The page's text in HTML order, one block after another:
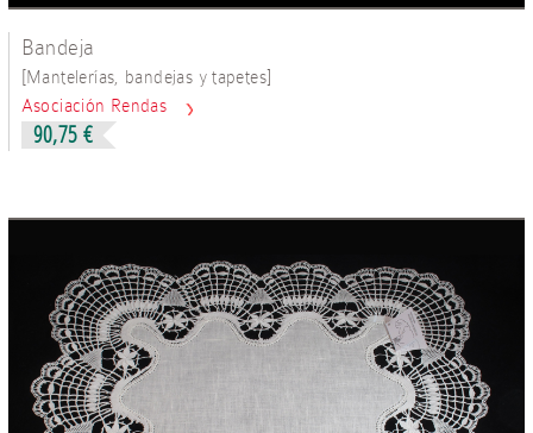
Bandeja
[Mantelerías, bandejas y tapetes]
Asociación Rendas
90,75 €